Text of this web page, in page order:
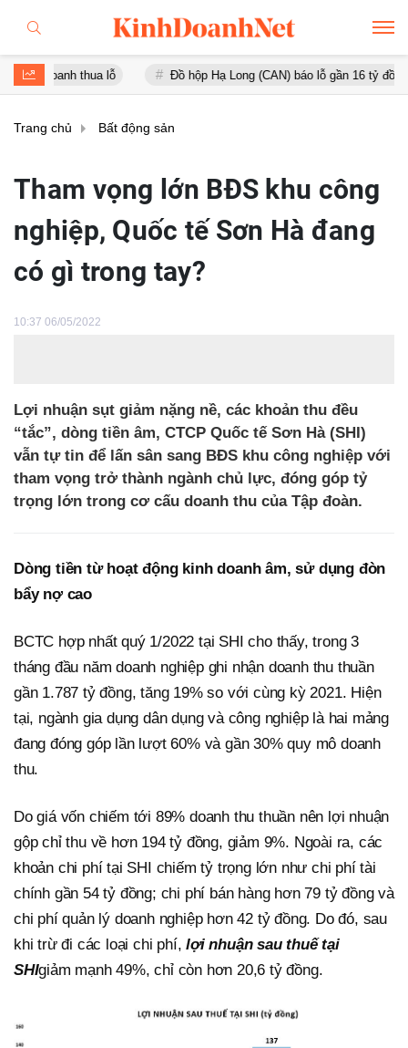
lỗ Đồ hộp Hạ Long (CAN) báo lỗ gần 16 tỷ đồng, tài sản
Trang chủ Bất động sản
Tham vọng lớn BĐS khu công
nghiệp, Quốc tế Sơn Hà đang
có gì trong tay?
10:37 06/05/2022
Lợi nhuận sụt giảm nặng nề, các khoản thu đều
“tắc”, dòng tiền âm, CTCP Quốc tế Sơn Hà (SHI)
vẫn tự tin để lấn sân sang BĐS khu công nghiệp với
tham vọng trở thành ngành chủ lực, đóng góp tỷ
trọng lớn trong cơ cấu doanh thu của Tập đoàn.
Dòng tiền từ hoạt động kinh doanh âm, sử dụng đòn
bẩy nợ cao
BCTC hợp nhất quý 1/2022 tại SHI cho thấy, trong 3
tháng đầu năm doanh nghiệp ghi nhận doanh thu thuần
gần 1.787 tỷ đồng, tăng 19% so với cùng kỳ 2021. Hiện
tại, ngành gia dụng dân dụng và công nghiệp là hai mảng
đang đóng góp lần lượt 60% và gần 30% quy mô doanh
thu.
Do giá vốn chiếm tới 89% doanh thu thuần nên lợi nhuận
gộp chỉ thu về hơn 194 tỷ đồng, giảm 9%. Ngoài ra, các
khoản chi phí tại SHI chiếm tỷ trọng lớn như chi phí tài
chính gần 54 tỷ đồng; chi phí bán hàng hơn 79 tỷ đồng và
chi phí quản lý doanh nghiệp hơn 42 tỷ đồng. Do đó, sau
khi trừ đi các loại chi phí, lợi nhuận sau thuế tại
SHIgiảm mạnh 49%, chỉ còn hơn 20,6 tỷ đồng.